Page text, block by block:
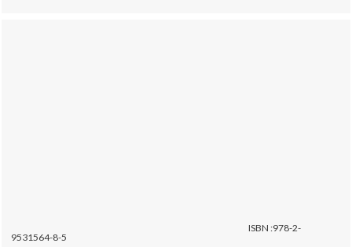
ISBN :978-2-
9531564-8-5